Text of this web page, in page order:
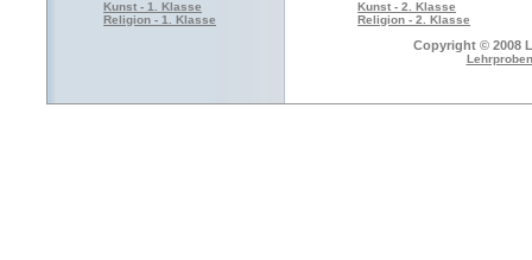
Kunst - 1. Klasse
Religion - 1. Klasse
Kunst - 2. Klasse
Religion - 2. Klasse
Copyright © 2008